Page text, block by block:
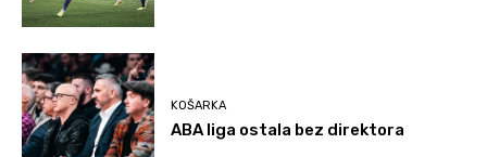
KOŠARKA
ABA liga ostala bez direktora